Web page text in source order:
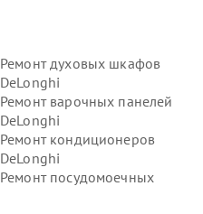
Ремонт духовых шкафов
DeLonghi
Ремонт варочных панелей
DeLonghi
Ремонт кондиционеров
DeLonghi
Ремонт посудомоечных